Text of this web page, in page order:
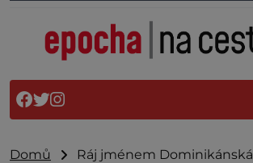
Domů Ráj jménem